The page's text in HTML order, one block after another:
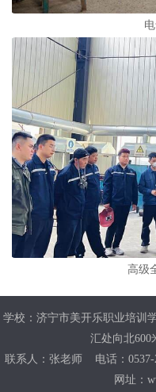
高级
学校：济宁市美开乐职业培
汇处向北600
联系人：张老师 电话：0537-
网址：